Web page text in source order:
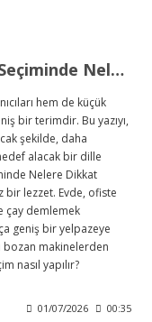
Ev ve Ofis Tipi Çay Makinesi Seçiminde Nelere Dikkat Edilmeli?
hem de küçük
bir terimdir. Bu yazıyı,
şekilde, daha
alacak bir dille
Nelere Dikkat
bir lezzet. Evde, ofiste
çay demlemek
geniş bir yelpazeye
bozan makinelerden
nasıl yapılır?
01/07/2026 00:35